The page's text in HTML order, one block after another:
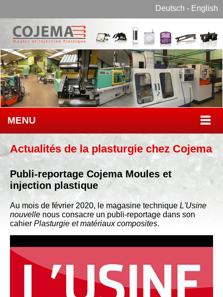
Actualités de la plasturgie chez Cojema
Publi-reportage Cojema Moules et
injection plastique
Au mois de février 2020, le magasine technique L'Usine
nouvelle nous consacre un publi-reportage dans son
cahier Plasturgie et matériaux composites.
MENU
Deutsch - English